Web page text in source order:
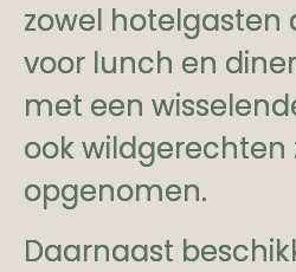
zowel hotelgasten
voor lunch en
met een
ook wildgerechten
opgenomen.
Daarnaast